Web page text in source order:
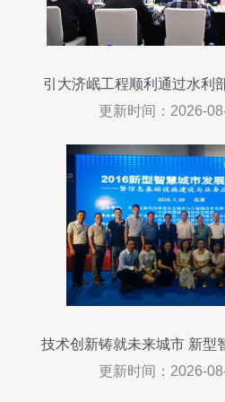
引大济岷工程顺利通过水利
估
更新时间：2026-
技术创新铸就未来城市 新型
术咨询研
更新时间：2026-